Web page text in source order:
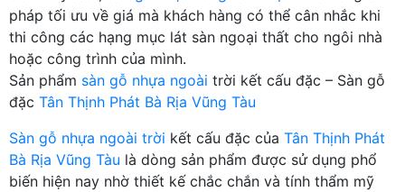
pháp tối ưu về giá mà khách hàng có thể cân nhắc khi
thi công các hạng mục lát sàn ngoại thất cho ngôi nhà
hoặc công trình của mình.
Sản phẩm sàn gỗ nhựa ngoài trời kết cấu đặc – Sàn gỗ
đặc Tân Thịnh Phát Bà Rịa Vũng Tàu
Sàn gỗ nhựa ngoài trời kết cấu đặc của Tân Thịnh Phát
Bà Rịa Vũng Tàu là dòng sản phẩm được sử dụng phổ
biến hiện nay nhờ thiết kế chắc chắn và tính thẩm mỹ